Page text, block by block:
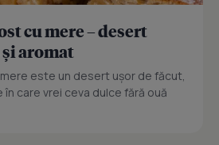
cu mere – desert
aromat
este un desert ușor de făcut,
care vrei ceva dulce fără ouă